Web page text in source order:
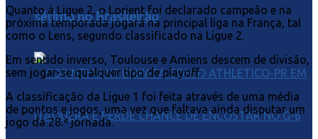
sétimo no Brasileirão
Quanto à Ligue 2, o Lorient foi declarado campeão e na
próxima temporada jogará na principal liga na França, tal
como o Lens, segundo classificado na Ligue 2.
Em sentido inverso, Toulouse e Amiens descem de divisão,
sem jogar-se qualquer tipo de playoff.
A classificação da Ligue 1 foi feita através de uma média
de pontos e jogos, uma vez que faltava ainda disputar um
jogo da 28.ª jornada.